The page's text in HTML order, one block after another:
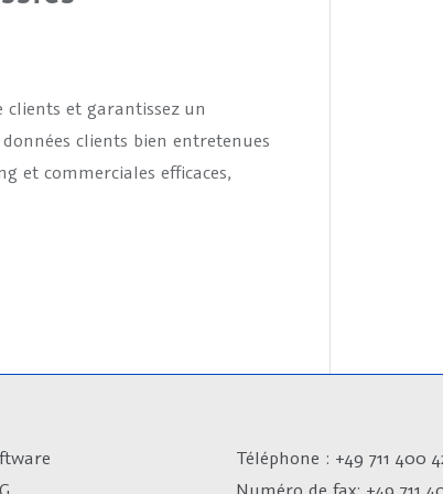
clients et garantissez un
clients bien entretenues
et commerciales efficaces,
Téléphone : +49 711 400